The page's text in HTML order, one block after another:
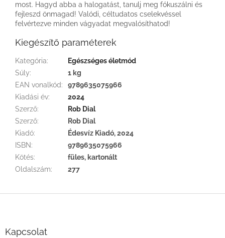
most. Hagyd abba a halogatást, tanulj meg fókuszálni és
fejleszd önmagad! Valódi, céltudatos cselekvéssel
felvértezve minden vágyadat megvalósíthatod!
Kiegészítő paraméterek
Kategória:
Egészséges életmód
Súly:
1 kg
EAN vonalkód:
9789635075966
Kiadási év:
2024
Szerző:
Rob Dial
Szerző:
Rob Dial
Kiadó:
Édesvíz Kiadó, 2024
ISBN:
9789635075966
Kötés:
füles, kartonált
Oldalszám: 277
Kapcsolat